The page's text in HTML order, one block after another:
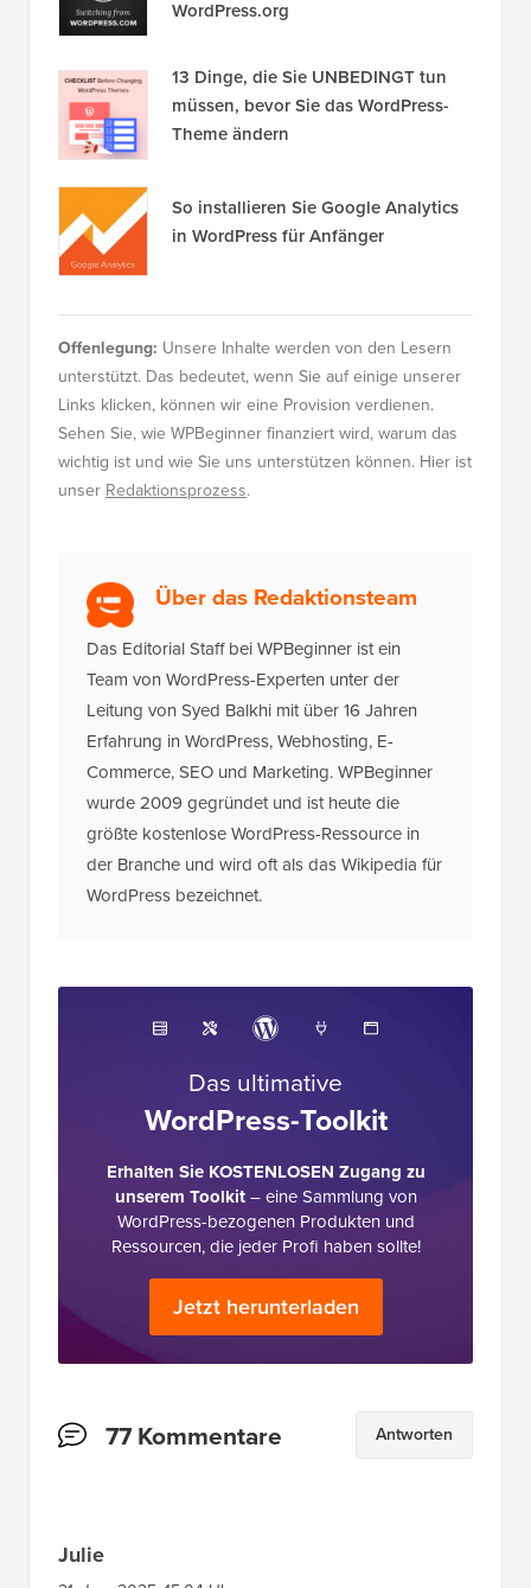
WordPress.org
13 Dinge, die Sie UNBEDINGT tun
müssen, bevor Sie das WordPress-
Theme ändern
So installieren Sie Google Analytics
in WordPress für Anfänger
Offenlegung: Unsere Inhalte werden von den Lesern
unterstützt. Das bedeutet, wenn Sie auf einige unserer
Links klicken, können wir eine Provision verdienen.
Sehen Sie, wie WPBeginner finanziert wird, warum das
wichtig ist und wie Sie uns unterstützen können. Hier ist
unser Redaktionsprozess.
Über das Redaktionsteam
Das Editorial Staff bei WPBeginner ist ein
Team von WordPress-Experten unter der
Leitung von Syed Balkhi mit über 16 Jahren
Erfahrung in WordPress, Webhosting, E-
Commerce, SEO und Marketing. WPBeginner
wurde 2009 gegründet und ist heute die
größte kostenlose WordPress-Ressource in
der Branche und wird oft als das Wikipedia für
WordPress bezeichnet.
Das ultimative
WordPress-Toolkit
Erhalten Sie KOSTENLOSEN Zugang zu
unserem Toolkit– eine Sammlung von
WordPress-bezogenen Produkten und
Ressourcen, die jeder Profi haben sollte!
Jetzt herunterladen
Leserinteraktionen
77 Kommentare Antworten
Julie